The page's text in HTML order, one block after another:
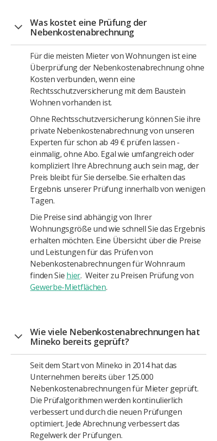
Was kostet eine Prüfung der
Nebenkostenabrechnung
Für die meisten Mieter von Wohnungen ist eine
Überprüfung der Nebenkostenabrechnung ohne
Kosten verbunden, wenn eine
Rechtsschutzversicherung mit dem Baustein
Wohnen vorhanden ist.
Ohne Rechtsschutzversicherung können Sie ihre
private Nebenkostenabrechnung von unseren
Experten für schon ab 49 € prüfen lassen -
einmalig, ohne Abo. Egal wie umfangreich oder
kompliziert Ihre Abrechnung auch sein mag, der
Preis bleibt für Sie derselbe. Sie erhalten das
Ergebnis unserer Prüfung innerhalb von wenigen
Tagen.
Die Preise sind abhängig von Ihrer
Wohnungsgröße und wie schnell Sie das Ergebnis
erhalten möchten. Eine Übersicht über die Preise
und Leistungen für das Prüfen von
Nebenkostenabrechnungen für Wohnraum
finden Sie hier. Weiter zu Preisen Prüfung von
Gewerbe-Mietflächen.
Wie viele Nebenkostenabrechnungen hat
Mineko bereits geprüft?
Seit dem Start von Mineko in 2014 hat das
Unternehmen bereits über 125.000
Nebenkostenabrechnungen für Mieter geprüft.
Die Prüfalgorithmen werden kontinulierlich
verbessert und durch die neuen Prüfungen
optimiert. Jede Abrechnung verbessert das
Regelwerk der Prüfungen.